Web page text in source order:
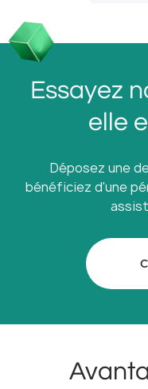
Essayez
elle
Déposez une
bénéficiez d'une